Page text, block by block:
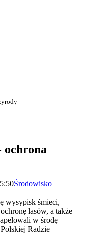
ochrona
Środowisko
wysypisk śmieci,
lasów, a także
w środę
Radzie